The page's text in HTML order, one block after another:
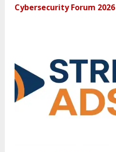
Cybersecurity Forum 2026